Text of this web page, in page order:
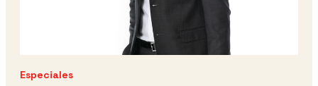
Especiales